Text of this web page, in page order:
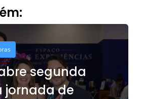
segunda
jornada de